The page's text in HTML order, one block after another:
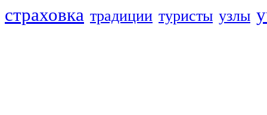
страховка традиции туристы узлы